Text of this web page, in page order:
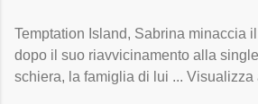
Temptation Island, Sabrina minaccia
dopo il suo riavvicinamento alla
schiera, la famiglia di lui ... Visualizza